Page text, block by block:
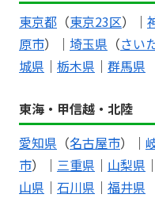
東京都 （東京23区）｜
原市）｜ 埼玉県 （さい
城県 ｜ 栃木県 ｜ 群馬県
東海・甲信越・北陸
愛知県 （名古屋市）｜
市）｜ 三重県 ｜ 山梨県 ｜
山県 ｜ 石川県 ｜ 福井県